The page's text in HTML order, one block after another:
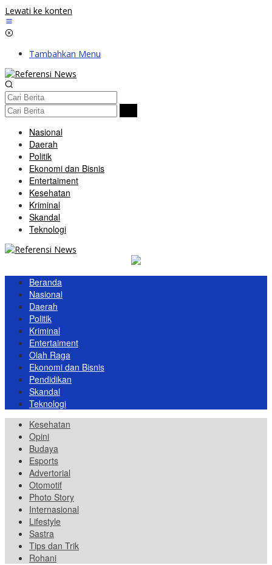
Lewati ke konten
Tambahkan Menu
Nasional
Daerah
Politik
Ekonomi dan Bisnis
Entertaiment
Kesehatan
Kriminal
Skandal
Teknologi
Beranda
Nasional
Daerah
Politik
Kriminal
Entertaiment
Olah Raga
Ekonomi dan Bisnis
Pendidikan
Skandal
Teknologi
Kesehatan
Opini
Budaya
Esports
Advertorial
Otomotif
Photo Story
Internasional
Lifestyle
Sastra
Tips dan Trik
Rohani